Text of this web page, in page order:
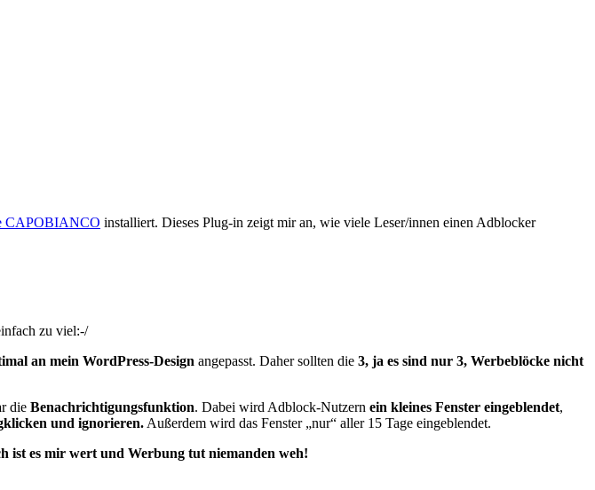
CAPOBIANCO installiert. Dieses Plug-in zeigt mir an, wie viele Leser/innen einen Adblocker
zu viel:-/
an mein WordPress-Design angepasst. Daher sollten die 3, ja es sind nur 3, Werbeblöcke nicht
die Benachrichtigungsfunktion. Dabei wird Adblock-Nutzern ein kleines Fenster eingeblendet,
und ignorieren. Außerdem wird das Fenster „nur“ aller 15 Tage eingeblendet.
ist es mir wert und Werbung tut niemanden weh!